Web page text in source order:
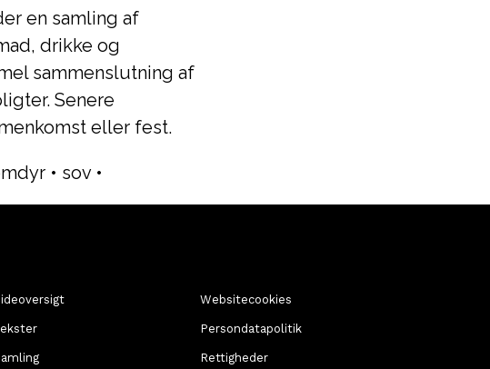
en samling af
drikke og
sammenslutning af
Senere
eller fest.
• sov•
Websitecookies
Persondatapolitik
Rettigheder